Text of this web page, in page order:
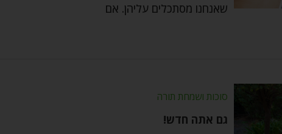
שאנחנו מסתכלים עליהן. אם
סוכות ושמחת תורה
גם אתה חדש!